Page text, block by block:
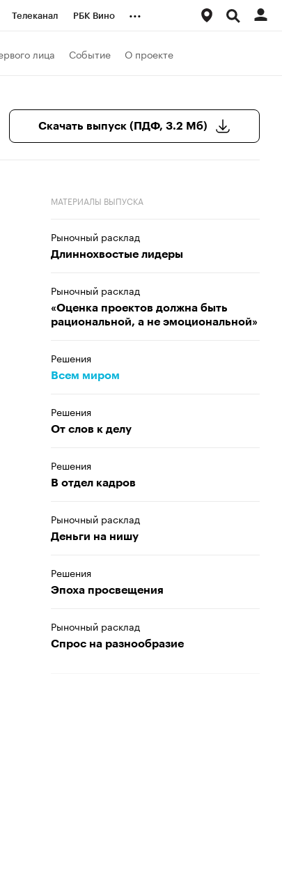
Телеканал РБК Вино ...
лица Событие О проекте
Скачать выпуск (ПДФ, 3.2 Мб)
МАТЕРИАЛЫ ВЫПУСКА
Рыночный расклад
Длиннохвостые лидеры
Рыночный расклад
«Оценка проектов должна быть
рациональной, а не эмоциональной»
Решения
Всем миром
Решения
От слов к делу
Решения
В отдел кадров
Рыночный расклад
Деньги на нишу
Решения
Эпоха просвещения
Рыночный расклад
Спрос на разнообразие